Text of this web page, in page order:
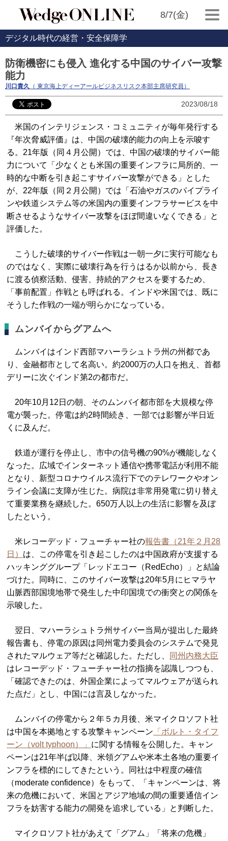
8/7(金)
デジタル時代の経営・安全保障学
防衛機密にも侵入 進化する中国のサイバー攻撃
能力
川口貴久 （ 東京海上ディーアールビジネスリスク本部主席研究員）
2023/08/18
米国のインテリジェンス・コミュニティが毎年発行する
『年次脅威評価』は、中国の破壊的能力の向上を示唆す
る。21年版（同４月公開）では、中国の破壊的サイバー能
力について「少なくとも米国の重要インフラに局所的、一
時的な中断を引き起こすサイバー攻撃ができる」とした
が、22年版（同２月公開）では「石油やガスのパイプライ
ンや鉄道システム等の米国内の重要インフラサービスを中
断させるようなサイバー攻撃をほぼ間違いなくできる」と
評価した。
こうした破壊的サイバー作戦は一朝一夕に実行可能なも
のではなく、実際に破壊行為を行うはるか以前から、長き
に渡る偵察活動、侵害、持続的アクセスを要するため、
「事前配置」作戦とも呼ばれる。インドや米国では、既に
そうした作戦の一端が明らかになっている。
ムンバイからグアムへ
ムンバイはインド西部マハーラシュトラ州の州都であ
り、金融都市として名高い。約2000万の人口を抱え、首都
デリーに次ぐインド第2の都市だ。
20年10月12日の朝、そのムンバイ都市部を大規模な停
電が襲った。停電は約2時間続き、一部では影響が半日近
くに及んだ。
鉄道が運行を停止し、市中の信号機の90%が機能しなく
なった。広域でインターネット通信や携帯電話が利用不能
となり、新型コロナウイルス流行下でのテレワークやオン
ライン会議に支障が生じた。病院は非常用発電に切り替え
て重要業務を継続した。650万人以上の生活に影響を及ぼ
したという。
米レコーデッド・フューチャー社の報告書（21年２月28
日） は、この停電を引き起こしたのは中国政府が支援する
ハッキンググループ「レッドエコー（RedEcho）」と結論
づけた。同時に、このサイバー攻撃は20年5月にヒマラヤ
山脈西部国境地帯で発生した中印国境での衝突との関係を
示唆した。
翌日、マハーラシュトラ州サイバー当局が提出した最終
報告書も、停電の原因は同州電力委員会のシステムで発見
されたマルウェア等だと確認した。ただし、
同州内務大臣
はレコーデッド・フューチャー社の指摘を認識しつつも、
「確認できたのは、外国企業によってマルウェアが送られ
た点だ」とし、中国には言及しなかった。
ムンバイの停電から２年５カ月後、米マイクロソフト社
は中国を本拠地とする攻撃キャンペーン 「ボルト・タイフ
ーン（volt typhoon）」 に関する情報を公開した。キャン
ペーンは21年半ば以降、米領グアムや米本土各地の重要イ
ンフラを標的にしてきたという。同社は中程度の確信
（moderate confidence）をもって、「キャンペーンは、将
来の危機において、米国とアジア地域の間の重要通信イン
フラを妨害する能力の開発を追求している」と判断した。
マイクロソフト社があえて「グアム」「将来の危機」